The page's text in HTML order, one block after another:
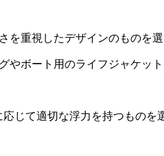
重視したデザインのものを選
ボート用のライフジャケット
じて適切な浮力を持つものを